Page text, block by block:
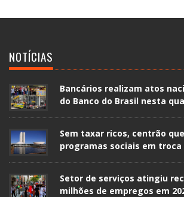
NOTÍCIAS
Bancários realizam atos
do Banco do Brasil nesta
Sem taxar ricos, centrão
programas sociais em troca
Setor de serviços atingiu
milhões de empregos em